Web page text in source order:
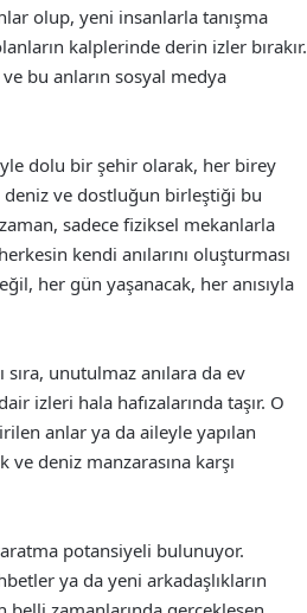
olup, yeni insanlarla tanışma
kalplerinde derin izler bırakır.
bu anların sosyal medya
dolu bir şehir olarak, her birey
ve dostluğun birleştiği bu
sadece fiziksel mekanlarla
kendi anılarını oluşturması
her gün yaşanacak, her anısıyla
unutulmaz anılara da ev
izleri hala hafızalarında taşır. O
anlar ya da aileyle yapılan
deniz manzarasına karşı
potansiyeli bulunuyor.
ya da yeni arkadaşlıkların